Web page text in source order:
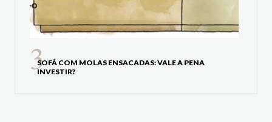
SOFÁ COM MOLAS ENSACADAS: VALE A PENA
INVESTIR?